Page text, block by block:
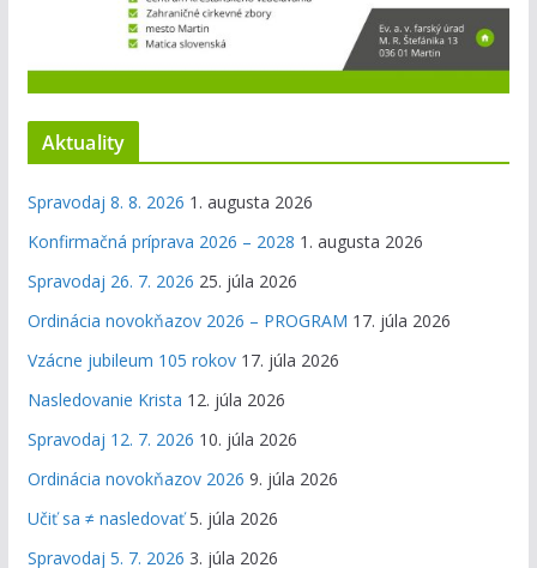
Aktuality
Spravodaj 8. 8. 2026 1. augusta 2026
Konfirmačná príprava 2026 – 2028 1. augusta 2026
Spravodaj 26. 7. 2026 25. júla 2026
Ordinácia novokňazov 2026 – PROGRAM 17. júla 2026
Vzácne jubileum 105 rokov 17. júla 2026
Nasledovanie Krista 12. júla 2026
Spravodaj 12. 7. 2026 10. júla 2026
Ordinácia novokňazov 2026 9. júla 2026
Učiť sa ≠ nasledovať 5. júla 2026
Spravodaj 5. 7. 2026 3. júla 2026